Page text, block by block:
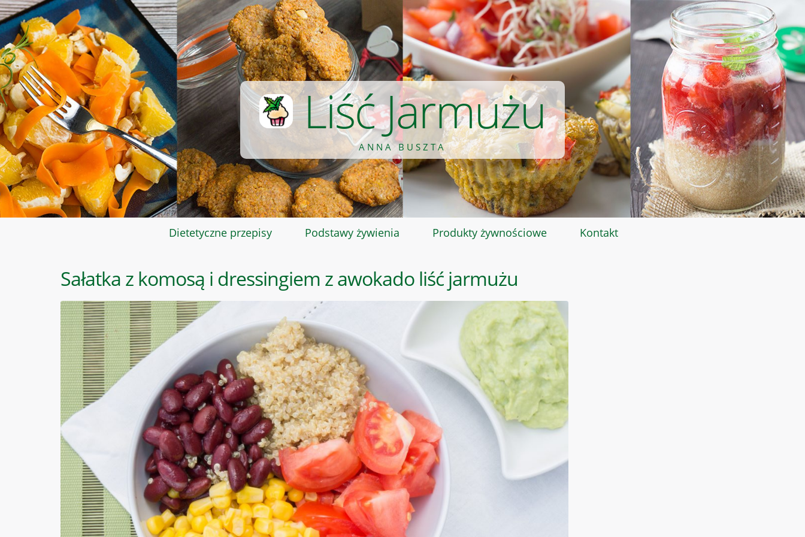
Liść Jarmużu
ANNA BUSZTA
Dietetyczne przepisy Podstawy żywienia Produkty żywnościowe Kontakt
Sałatka z komosą i dressingiem z awokado liść jarmużu